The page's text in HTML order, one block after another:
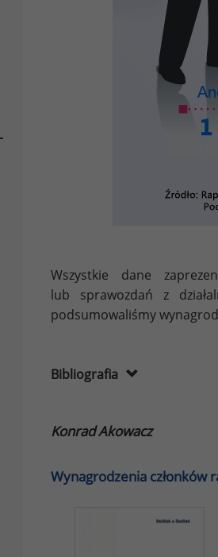
Wszystkie dane
lub sprawozdań z
podsumowaliśmy
Bibliografia
Konrad Akowacz
Wynagrodzenia członków